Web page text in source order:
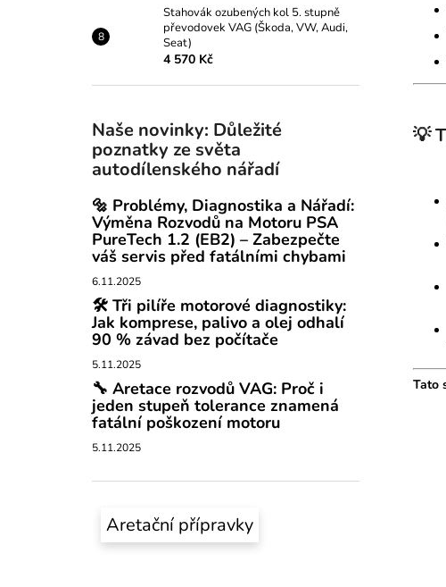
Stahovák ozubených kol 5. stupně
převodovek VAG (Škoda, VW, Audi,
Seat)
4 570 Kč
Naše novinky: Důležité
poznatky ze světa
autodílenského nářadí
🔩 Problémy, Diagnostika a Nářadí:
Výměna Rozvodů na Motoru PSA
PureTech 1.2 (EB2) – Zabezpečte
váš servis před fatálními chybami
6.11.2025
🛠️ Tři pilíře motorové diagnostiky:
Jak komprese, palivo a olej odhalí
90 % závad bez počítače
5.11.2025
🔧 Aretace rozvodů VAG: Proč i
jeden stupeň tolerance znamená
fatální poškození motoru
5.11.2025
Aretační přípravky
💡
Tato